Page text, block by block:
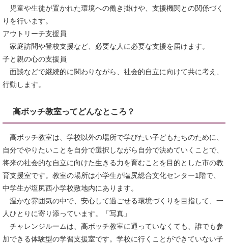
児童や生徒が置かれた環境への働き掛けや、支援機関との関係づく
りを行います。
アウトリーチ支援員
家庭訪問や登校支援など、必要な人に必要な支援を届けます。
子と親の心の支援員
面談などで継続的に関わりながら、社会的自立に向けて共に考え、
行動します。
高ボッチ教室ってどんなところ？
高ボッチ教室は、学校以外の場所で学びたい子どもたちのために、
自分でやりたいことを自分で選択しながら自分で決めていくことで、
将来の社会的な自立に向けた生きる力を育むことを目的とした市の教
育支援室です。教室の場所は小学生が塩尻総合文化センター1階で、
中学生が塩尻西小学校敷地内にあります。
温かな雰囲気の中で、安心して過ごせる環境づくりを目指して、一
人ひとりに寄り添っています。「写真」
チャレンジルームは、高ボッチ教室に通っていなくても、誰でも参
加できる体験型の学習支援室です。学校に行くことができていない子